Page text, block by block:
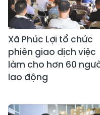
Xã Phúc Lợi tổ chức
phiên giao dịch việc
làm cho hơn 60
lao động